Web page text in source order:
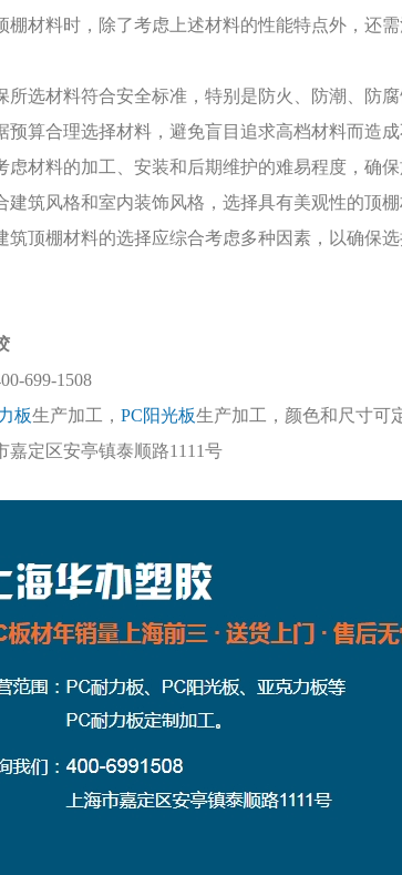
棚材料时，除了考虑上述材料的性能特点外，还需
所选材料符合安全标准，特别是防火、防潮、防腐
预算合理选择材料，避免盲目追求高档材料而造成
虑材料的加工、安装和后期维护的难易程度，确保
建筑风格和室内装饰风格，选择具有美观性的顶棚
筑顶棚材料的选择应综合考虑多种因素，以确保选
699-1508
板生产加工，PC阳光板生产加工，颜色和尺寸可
嘉定区安亭镇泰顺路1111号